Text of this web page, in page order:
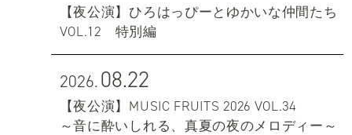
【夜公演】ひろはっぴーとゆかいな仲間たち
VOL.12 特別編
2026.08.22
【夜公演】MUSIC FRUITS 2026 VOL.34
～音に酔いしれる、真夏の夜のメロディー～